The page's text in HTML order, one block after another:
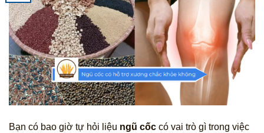
Bạn có bao giờ tự hỏi liệu ngũ cốc có vai trò gì trong việc